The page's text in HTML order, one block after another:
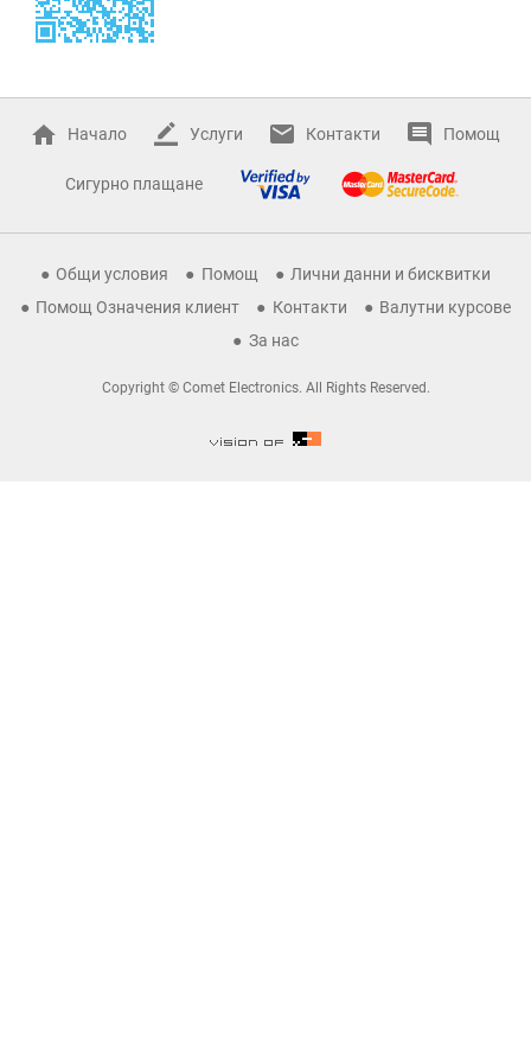
Начало Услуги Контакти Помощ
Сигурно плащане
Общи условия Помощ
Лични данни и бисквитки
Помощ Означения клиент
Контакти
Валутни курсове
За нас
Copyright © Comet Electronics. All Rights Reserved.